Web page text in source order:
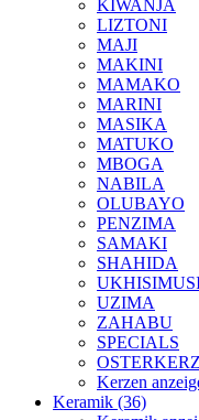
KIWANJA
LIZTONI
MAJI
MAKINI
MAMAKO
MARINI
MASIKA
MATUKO
MBOGA
NABILA
OLUBAYO
PENZIMA
SAMAKI
SHAHIDA
UZIMA
ZAHABU
SPECIALS
Kerzen
Keramik (36)